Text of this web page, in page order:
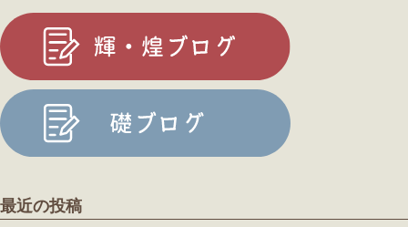
最近の投稿